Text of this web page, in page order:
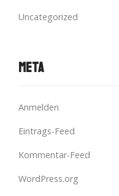
Uncategorized
Meta
Anmelden
Eintrags-Feed
Kommentar-Feed
WordPress.org